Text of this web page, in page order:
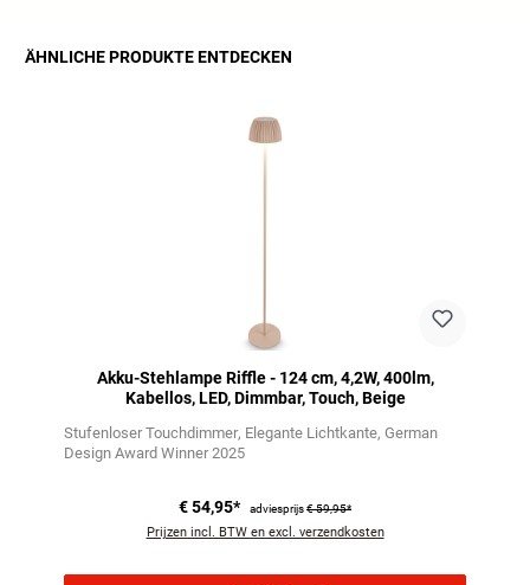
ÄHNLICHE PRODUKTE ENTDECKEN
Akku-Stehlampe Riffle - 124 cm, 4,2W, 400lm,
Kabellos, LED, Dimmbar, Touch, Beige
Stufenloser Touchdimmer Elegante Lichtkante German
Design Award Winner 2025
€ 54,95* adviesprijs€ 59,95*
Prijzen incl. BTW en excl. verzendkosten